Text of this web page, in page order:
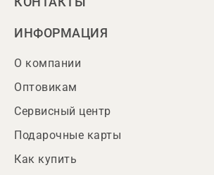
ИНФОРМАЦИЯ
О компании
Оптовикам
Сервисный центр
Подарочные карты
Как купить